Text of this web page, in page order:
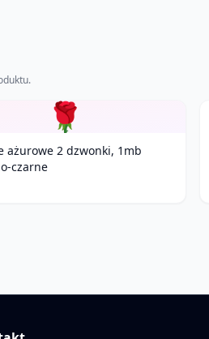
🌹
ażurowe 2 dzwonki, 1mb
czarne